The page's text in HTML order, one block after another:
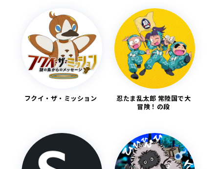
フクイ・ザ・ミッション
忍たま乱太郎 常陸国で大
冒険！の段